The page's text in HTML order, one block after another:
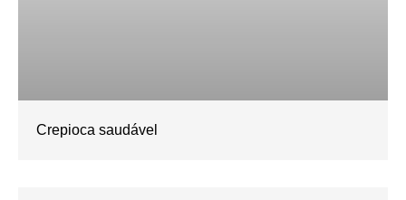
Crepioca saudável